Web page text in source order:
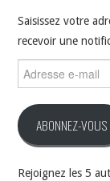
Saisissez votre
recevoir une
Adresse
e-
ABONNEZ-VOUS
Rejoignez les 5